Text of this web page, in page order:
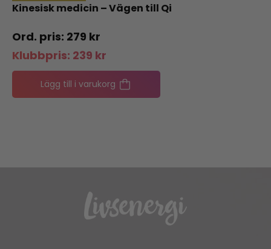
Kinesisk medicin – Vägen till Qi
279 kr
Klubbpris: 239 kr
Lägg till i varukorg